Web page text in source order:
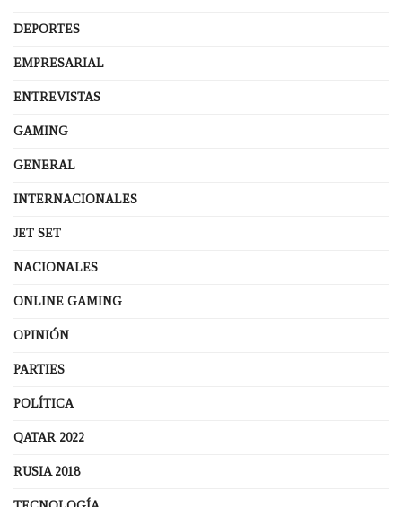
DEPORTES
EMPRESARIAL
ENTREVISTAS
GAMING
GENERAL
INTERNACIONALES
JET SET
NACIONALES
ONLINE GAMING
OPINIÓN
PARTIES
POLÍTICA
QATAR 2022
RUSIA 2018